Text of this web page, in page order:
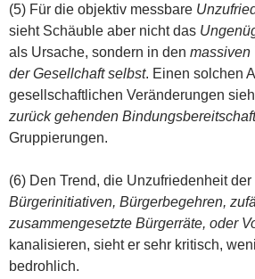
(5) Für die objektiv messbare
sieht Schäuble aber nicht das
als Ursache, sondern in den massiven
der Gesellchaft selbst. Einen solchen
gesellschaftlichen Veränderungen
zurück gehenden
Gruppierungen.
(6) Den Trend, die Unzufriedenheit
Bürgerinitiativen, Bürgerbegehren,
zusammengesetzte Bürgerräte, oder
kanalisieren, sieht er sehr kritisch,
bedrohlich.